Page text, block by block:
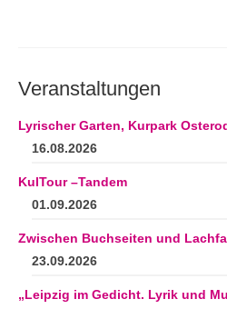
Veranstaltungen
Lyrischer Garten, Kurpark
16.08.2026
KulTour –Tandem
01.09.2026
Zwischen Buchseiten und
23.09.2026
„Leipzig im Gedicht. Lyrik und